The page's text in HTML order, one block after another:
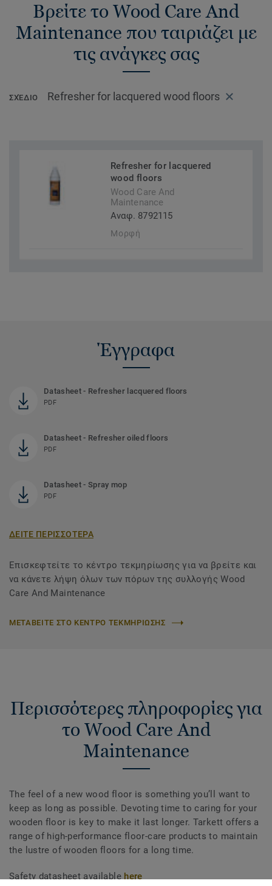
Βρείτε το Wood Care And
Maintenance που ταιριάζει με
τις ανάγκες σας
ΣΧΈΔΙΟ Refresher for lacquered wood floors
Refresher for lacquered
wood floors
Wood Care And
Maintenance
Αναφ. 8792115
Μορφή
Έγγραφα
Datasheet - Refresher lacquered floors
PDF
Datasheet - Refresher oiled floors
PDF
Datasheet - Spray mop
PDF
ΔΕΙΤΕ ΠΕΡΙΣΣΟΤΕΡΑ
Επισκεφτείτε το κέντρο τεκμηρίωσης για να βρείτε και
να κάνετε λήψη όλων των πόρων της συλλογής Wood
Care And Maintenance
ΜΕΤΑΒΕΙΤΕ ΣΤΟ ΚΕΝΤΡΟ ΤΕΚΜΗΡΙΩΣΗΣ
Περισσότερες πληροφορίες για
το Wood Care And
Maintenance
The feel of a new wood floor is something you’ll want to
keep as long as possible. Devoting time to caring for your
wooden floor is key to make it last longer. Tarkett offers a
range of high-performance floor-care products to maintain
the lustre of wooden floors for a long time.
Safety datasheet available here